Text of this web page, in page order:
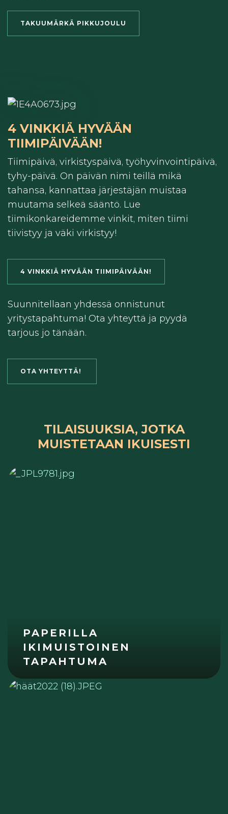
TAKUUMÄRKÄ PIKKUJOULU
4 VINKKIÄ HYVÄÄN
TIIMIPÄIVÄÄN!
Tiimipäivä, virkistyspäivä, työhyvinvointipäivä,
tyhy-päivä. On päivän nimi teillä mikä
tahansa, kannattaa järjestäjän muistaa
muutama selkeä sääntö. Lue
tiimikonkareidemme vinkit, miten tiimi
tiivistyy ja väki virkistyy!
4 VINKKIÄ HYVÄÄN TIIMIPÄIVÄÄN!
Suunnitellaan yhdessä onnistunut
yritystapahtuma! Ota yhteyttä ja pyydä
tarjous jo tänään.
OTA YHTEYTTÄ!
TILAISUUKSIA, JOTKA
MUISTETAAN IKUISESTI
PAPERILLA
IKIMUISTOINEN
TAPAHTUMA